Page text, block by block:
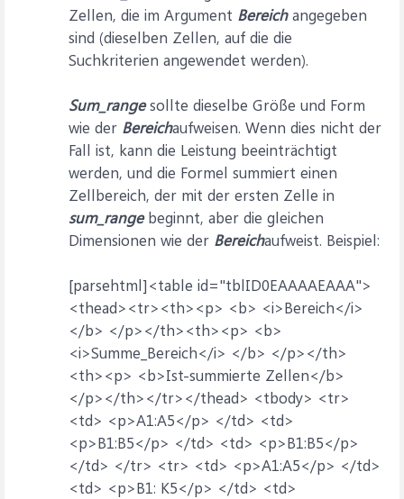
Zellen, die im Argument Bereichangegeben
sind (dieselben Zellen, auf die die
Suchkriterien angewendet werden).
Sum_range sollte dieselbe Größe und Form
wie der Bereichaufweisen. Wenn dies nicht der
Fall ist, kann die Leistung beeinträchtigt
werden, und die Formel summiert einen
Zellbereich, der mit der ersten Zelle in
sum_rangebeginnt, aber die gleichen
Dimensionen wie der Bereichaufweist. Beispiel:
[parsehtml]<table id="tblID0EAAAAEAAA">
<thead><tr><th><p> <b> <i>Bereich</i>
</b> </p></th><th><p> <b>
<i>Summe_Bereich</i> </b> </p></th>
<th><p> <b>Ist-summierte Zellen</b>
</p></th></tr></thead> <tbody> <tr>
<td> <p>A1:A5</p> </td> <td>
<p>B1:B5</p> </td> <td> <p>B1:B5</p>
</td> </tr> <tr> <td> <p>A1:A5</p> </td>
<td> <p>B1: K5</p> </td> <td>